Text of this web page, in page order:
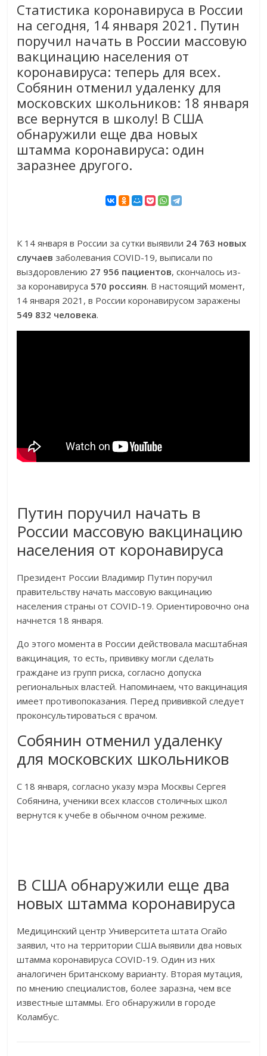
Статистика коронавируса в России
на сегодня, 14 января 2021. Путин
поручил начать в России массовую
вакцинацию населения от
коронавируса: теперь для всех.
Собянин отменил удаленку для
московских школьников: 18 января
все вернутся в школу! В США
обнаружили еще два новых
штамма коронавируса: один
заразнее другого.
К 14 января в России за сутки выявили 24 763 новых
случаев заболевания COVID-19, выписали по
выздоровлению 27 956 пациентов, скончалось из-
за коронавируса 570 россиян. В настоящий момент,
14 января 2021, в России коронавирусом заражены
549 832 человека.
Путин поручил начать в
России массовую вакцинацию
населения от коронавируса
Президент России Владимир Путин поручил
правительству начать массовую вакцинацию
населения страны от COVID-19. Ориентировочно она
начнется 18 января.
До этого момента в России действовала масштабная
вакцинация, то есть, прививку могли сделать
граждане из групп риска, согласно допуска
региональных властей. Напоминаем, что вакцинация
имеет противопоказания. Перед прививкой следует
проконсультироваться с врачом.
Собянин отменил удаленку
для московских школьников
С 18 января, согласно указу мэра Москвы Сергея
Собянина, ученики всех классов столичных школ
вернутся к учебе в обычном очном режиме.
В США обнаружили еще два
новых штамма коронавируса
Медицинский центр Университета штата Огайо
заявил, что на территории США выявили два новых
штамма коронавируса COVID-19. Один из них
аналогичен британскому варианту. Вторая мутация,
по мнению специалистов, более заразна, чем все
известные штаммы. Его обнаружили в городе
Коламбус.